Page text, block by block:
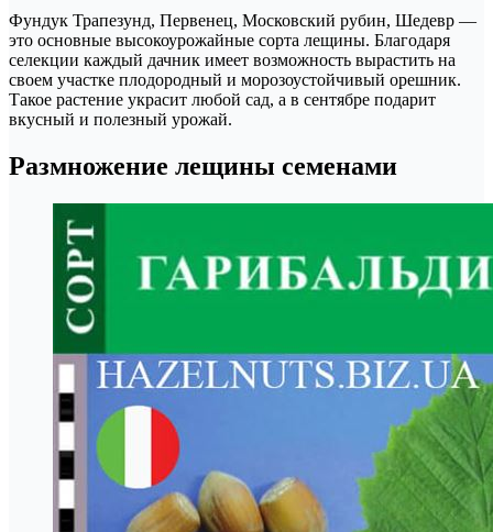
Фундук Трапезунд, Первенец, Московский рубин, Шедевр —
это основные высокоурожайные сорта лещины. Благодаря
селекции каждый дачник имеет возможность вырастить на
своем участке плодородный и морозоустойчивый орешник.
Такое растение украсит любой сад, а в сентябре подарит
вкусный и полезный урожай.
Размножение лещины семенами